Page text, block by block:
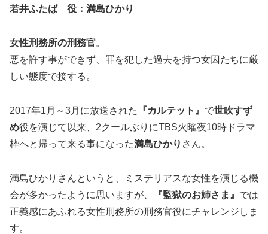
若井ふたば 役：満島ひかり
女性刑務所の刑務官。
悪を許す事ができず、罪を犯した過去を持つ女囚たちに厳
しい態度で接する。
2017年1月～3月に放送された 『カルテット』 で世吹すず
め役を演じて以来、2クールぶりにTBS火曜夜10時ドラマ
枠へと帰って来る事になった満島ひかり さん。
満島ひかりさんというと、ミステリアスな女性を演じる機
会が多かったように思いますが、
『監獄のお姉さま』 では
正義感にあふれる女性刑務所の刑務官役にチャレンジしま
す。